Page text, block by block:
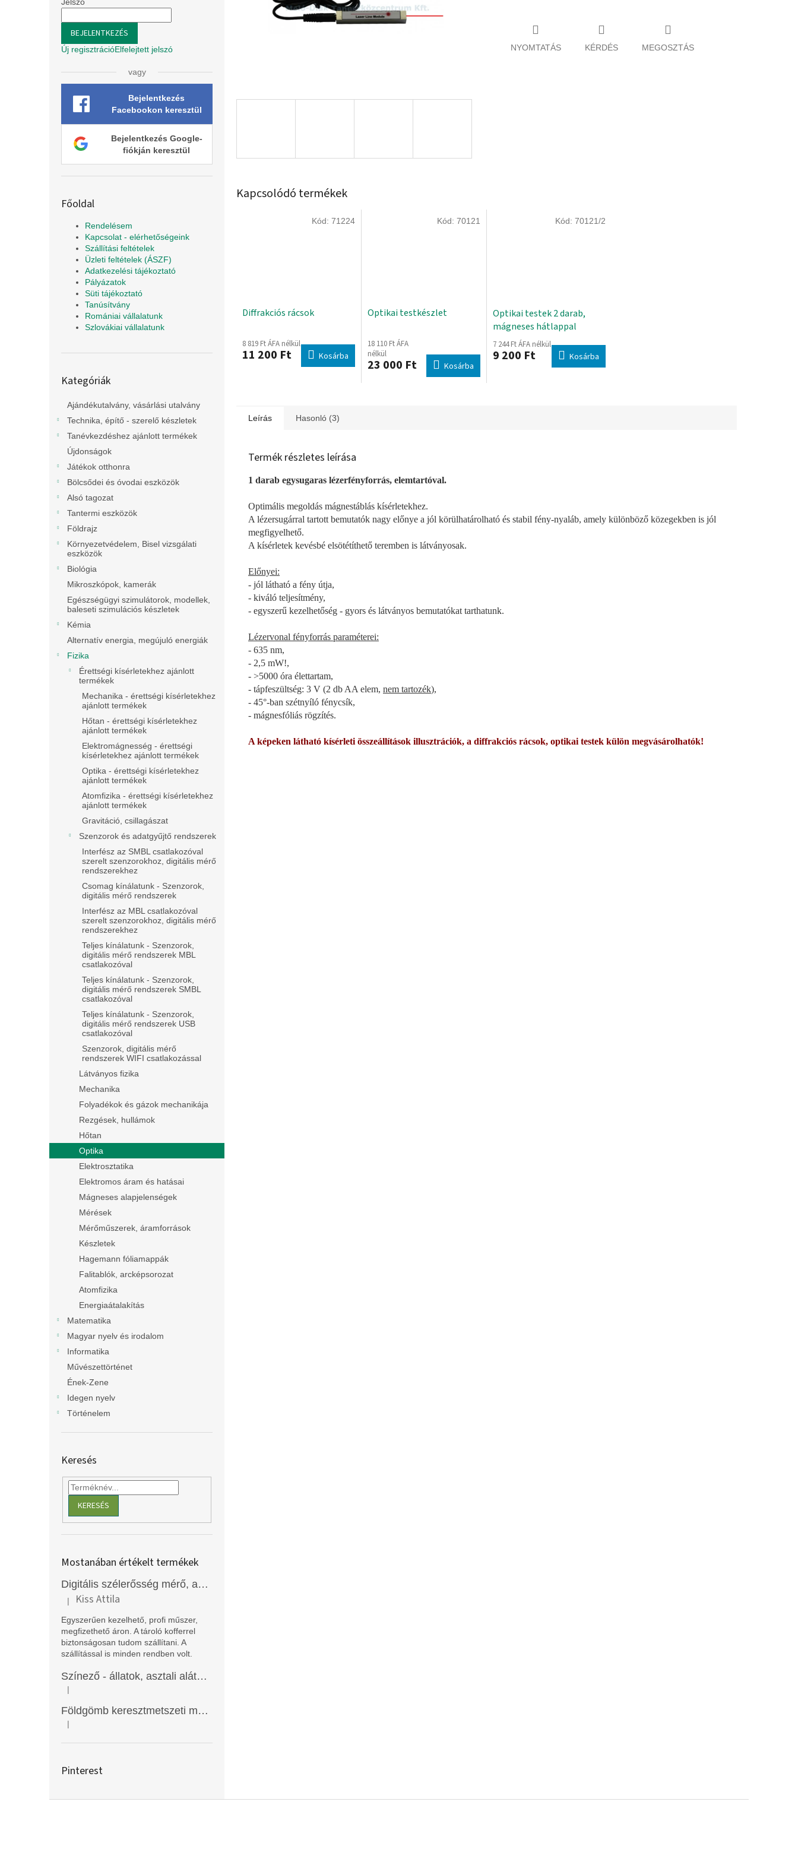
BEJELENTKEZÉS
Új regisztrációElfelejtett jelszó
vagy
Bejelentkezés
Facebookon keresztül
Bejelentkezés Google-
fiókján keresztül
Főoldal
Rendelésem
Kapcsolat - elérhetőségeink
Szállítási feltételek
Üzleti feltételek (ÁSZF)
Adatkezelési tájékoztató
Pályázatok
Süti tájékoztató
Tanúsítvány
Romániai vállalatunk
Szlovákiai vállalatunk
átugrása
Kategóriák
Ajándékutalvány, vásárlási utalvány
Technika, építő - szerelő készletek
Tanévkezdéshez ajánlott termékek
Újdonságok
Játékok otthonra
Bölcsődei és óvodai eszközök
Alsó tagozat
Tantermi eszközök
Földrajz
Környezetvédelem, Bisel vizsgálati
eszközök
Biológia
Mikroszkópok, kamerák
Egészségügyi szimulátorok, modellek,
baleseti szimulációs készletek
Kémia
Alternatív energia, megújuló energiák
Fizika
Érettségi kísérletekhez ajánlott
termékek
Mechanika - érettségi kísérletekhez
ajánlott termékek
Hőtan - érettségi kísérletekhez
ajánlott termékek
Elektromágnesség - érettségi
kísérletekhez ajánlott termékek
Optika - érettségi kísérletekhez
ajánlott termékek
Atomfizika - érettségi kísérletekhez
ajánlott termékek
Gravitáció, csillagászat
Szenzorok és adatgyűjtő rendszerek
Interfész az SMBL csatlakozóval
szerelt szenzorokhoz, digitális mérő
rendszerekhez
Csomag kínálatunk - Szenzorok,
digitális mérő rendszerek
Interfész az MBL csatlakozóval
szerelt szenzorokhoz, digitális mérő
rendszerekhez
Teljes kínálatunk - Szenzorok,
digitális mérő rendszerek MBL
csatlakozóval
Teljes kínálatunk - Szenzorok,
digitális mérő rendszerek SMBL
csatlakozóval
Teljes kínálatunk - Szenzorok,
digitális mérő rendszerek USB
csatlakozóval
Szenzorok, digitális mérő
rendszerek WIFI csatlakozással
Látványos fizika
Mechanika
Folyadékok és gázok mechanikája
Rezgések, hullámok
Hőtan
Optika
Elektrosztatika
Elektromos áram és hatásai
Mágneses alapjelenségek
Mérések
Mérőműszerek, áramforrások
Készletek
Hagemann fóliamappák
Falitablók, arcképsorozat
Atomfizika
Energiaátalakítás
Matematika
Magyar nyelv és irodalom
Informatika
Művészettörténet
Ének-Zene
Idegen nyelv
Történelem
Keresés
KERESÉS
Mostanában értékelt termékek
Digitális szélerősség mérő, anemométer, EM2250
A termék értékelése 5-ből 5 csillag.
| Kiss Attila
Egyszerűen kezelhető, profi műszer,
megfizethető áron. A tároló kofferrel
biztonságosan tudom szállítani. A
szállítással is minden rendben volt.
Színező - állatok, asztali alátét, Funny Mat
A termék értékelése 5-ből 5 csillag.
|
Földgömb keresztmetszeti modell
A termék értékelése 5-ből 5 csillag.
|
Pinterest
NYOMTATÁS KÉRDÉS MEGOSZTÁS
Kapcsolódó termékek
Diffrakciós rácsok
8 819 Ft ÁFA nélkül
11 200 Ft Kosárba
Kód: 71224
Optikai testkészlet
18 110 Ft ÁFA
nélkül
23 000 Ft Kosárba
Kód: 70121
Optikai testek 2 darab,
mágneses hátlappal
7 244 Ft ÁFA nélkül
9 200 Ft Kosárba
Kód:70121/2
Leírás Hasonló (3)
Termék részletes leírása
1 darab egysugaras lézerfényforrás, elemtartóval.
Optimális megoldás mágnestáblás kísérletekhez.
A lézersugárral tartott bemutatók nagy előnye a jól körülhatárolható és stabil fény-nyaláb, amely különböző közegekben is jól
megfigyelhető.
A kísérletek kevésbé elsötétíthető teremben is látványosak.
Előnyei:
- jól látható a fény útja,
- kiváló teljesítmény,
- egyszerű kezelhetőség - gyors és látványos bemutatókat tarthatunk.
Lézervonal fényforrás paraméterei:
- 635 nm,
- 2,5 mW!,
- >5000 óra élettartam,
- tápfeszültség: 3 V (2 db AA elem, nem tartozék),
- 45°-ban szétnyíló fénycsík,
- mágnesfóliás rögzítés.
A képeken látható kísérleti összeállítások illusztrációk, a diffrakciós rácsok, optikai testek külön megvásárolhatók!